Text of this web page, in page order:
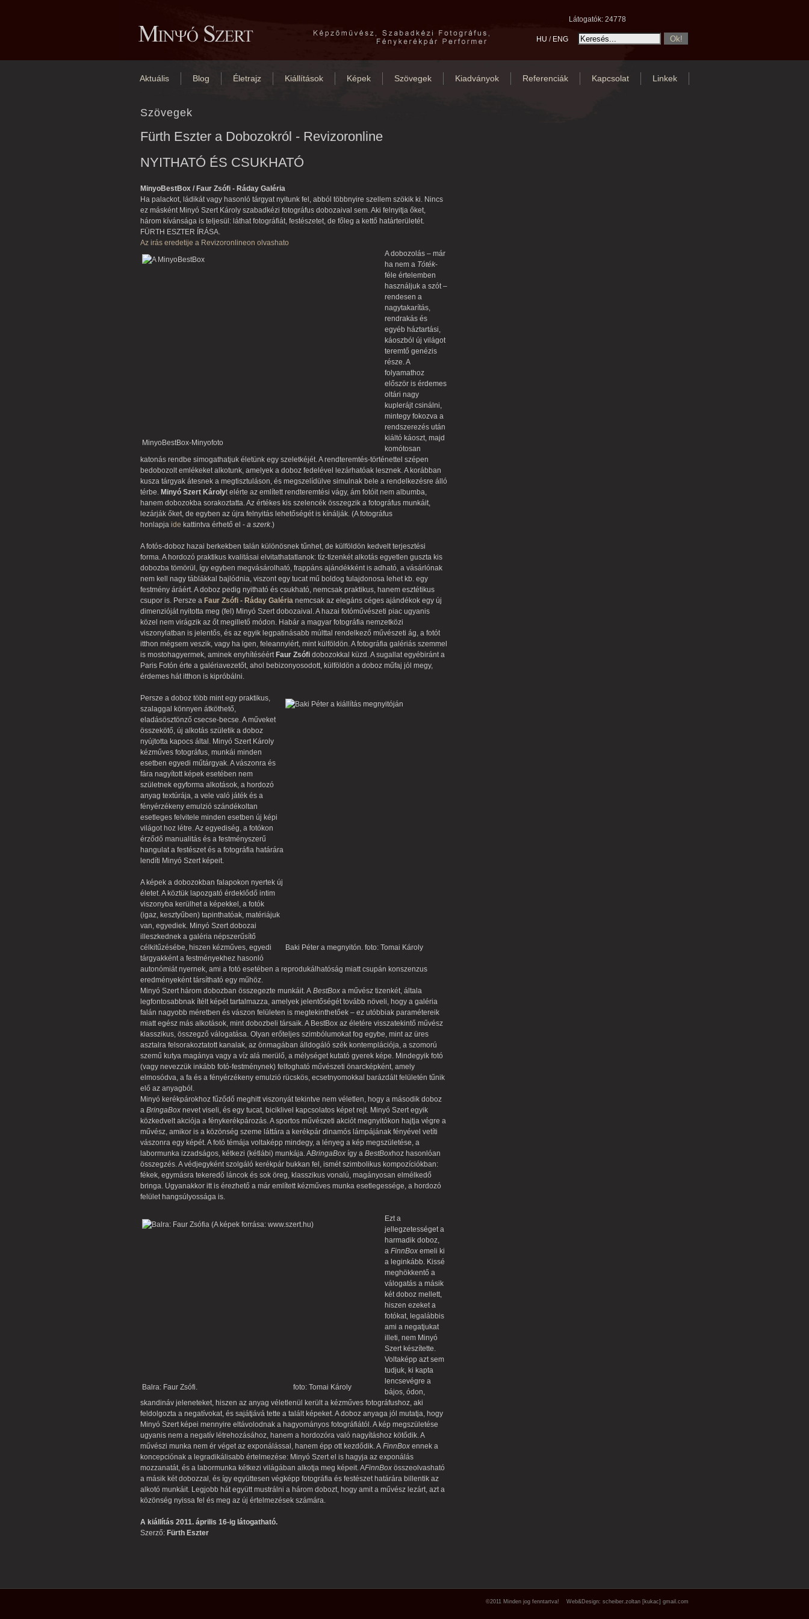
Látogatók: 24778
HU / ENG
Aktuális Blog Életrajz Kiállítások Képek Szövegek Kiadványok Referenciák Kapcsolat Linkek
Szövegek
Fürth Eszter a Dobozokról - Revizoronline
NYITHATÓ ÉS CSUKHATÓ
MinyoBestBox / Faur Zsófi - Ráday Galéria
Ha palackot, ládikát vagy hasonló tárgyat nyitunk fel, abból többnyire szellem szökik ki. Nincs
ez másként Minyó Szert Károly szabadkézi fotográfus dobozaival sem. Aki felnyitja őket,
három kívánsága is teljesül: láthat fotográfiát, festészetet, de főleg a kettő határterületét.
FÜRTH ESZTER ÍRÁSA.
Az irás eredetije a Revizoronlineon olvashato
MinyoBestBox-Minyofoto
A dobozolás – már
ha nem a Tóték-
féle értelemben
használjuk a szót –
rendesen a
nagytakarítás,
rendrakás és
egyéb háztartási,
káoszból új világot
teremtő genézis
része. A
folyamathoz
először is érdemes
oltári nagy
kuplerájt csinálni,
mintegy fokozva a
rendszerezés után
kiáltó káoszt, majd
komótosan
katonás rendbe simogathatjuk életünk egy szeletkéjét. A rendteremtés-történettel szépen
bedobozolt emlékeket alkotunk, amelyek a doboz fedelével lezárhatóak lesznek. A korábban
kusza tárgyak átesnek a megtisztuláson, és megszelídülve simulnak bele a rendelkezésre álló
térbe. Minyó Szert Károlyt elérte az említett rendteremtési vágy, ám fotóit nem albumba,
hanem dobozokba sorakoztatta. Az értékes kis szelencék összegzik a fotográfus munkáit,
lezárják őket, de egyben az újra felnyitás lehetőségét is kínálják. (A fotográfus
honlapja ide kattintva érhető el - a szerk.)
A fotós-doboz hazai berkekben talán különösnek tűnhet, de külföldön kedvelt terjesztési
forma. A hordozó praktikus kvalitásai elvitathatatlanok: tíz-tizenkét alkotás egyetlen guszta kis
dobozba tömörül, így egyben megvásárolható, frappáns ajándékként is adható, a vásárlónak
nem kell nagy táblákkal bajlódnia, viszont egy tucat mű boldog tulajdonosa lehet kb. egy
festmény áráért. A doboz pedig nyitható és csukható, nemcsak praktikus, hanem esztétikus
csupor is. Persze a Faur Zsófi - Ráday Galéria nemcsak az elegáns céges ajándékok egy új
dimenzióját nyitotta meg (fel) Minyó Szert dobozaival. A hazai fotóművészeti piac ugyanis
közel nem virágzik az őt megillető módon. Habár a magyar fotográfia nemzetközi
viszonylatban is jelentős, és az egyik legpatinásabb múlttal rendelkező művészeti ág, a fotót
itthon mégsem veszik, vagy ha igen, feleannyiért, mint külföldön. A fotográfia galériás szemmel
is mostohagyermek, aminek enyhítéséért Faur Zsófi dobozokkal küzd. A sugallat egyébiránt a
Paris Fotón érte a galériavezetőt, ahol bebizonyosodott, külföldön a doboz műfaj jól megy,
érdemes hát itthon is kipróbálni.
Baki Péter a megnyitón. foto: Tomai Károly
Persze a doboz több mint egy praktikus,
szalaggal könnyen átköthető,
eladásösztönző csecse-becse. A műveket
összekötő, új alkotás születik a doboz
nyújtotta kapocs által. Minyó Szert Károly
kézműves fotográfus, munkái minden
esetben egyedi műtárgyak. A vászonra és
fára nagyított képek esetében nem
születnek egyforma alkotások, a hordozó
anyag textúrája, a vele való játék és a
fényérzékeny emulzió szándékoltan
esetleges felvitele minden esetben új képi
világot hoz létre. Az egyediség, a fotókon
érződő manualitás és a festményszerű
hangulat a festészet és a fotográfia határára
lendíti Minyó Szert képeit.
A képek a dobozokban falapokon nyertek új
életet. A köztük lapozgató érdeklődő intim
viszonyba kerülhet a képekkel, a fotók
(igaz, kesztyűben) tapinthatóak, matériájuk
van, egyediek. Minyó Szert dobozai
illeszkednek a galéria népszerűsítő
célkitűzésébe, hiszen kézműves, egyedi
tárgyakként a festményekhez hasonló
autonómiát nyernek, ami a fotó esetében a reprodukálhatóság miatt csupán konszenzus
eredményeként társítható egy műhöz.
Minyó Szert három dobozban összegezte munkáit. A BestBox a művész tizenkét, általa
legfontosabbnak ítélt képét tartalmazza, amelyek jelentőségét tovább növeli, hogy a galéria
falán nagyobb méretben és vászon felületen is megtekinthetőek – ez utóbbiak paramétereik
miatt egész más alkotások, mint dobozbeli társaik. A BestBox az életére visszatekintő művész
klasszikus, összegző válogatása. Olyan erőteljes szimbólumokat fog egybe, mint az üres
asztalra felsorakoztatott kanalak, az önmagában álldogáló szék kontemplációja, a szomorú
szemű kutya magánya vagy a víz alá merülő, a mélységet kutató gyerek képe. Mindegyik fotó
(vagy nevezzük inkább fotó-festménynek) felfogható művészeti önarcképként, amely
elmosódva, a fa és a fényérzékeny emulzió rücskös, ecsetnyomokkal barázdált felületén tűnik
elő az anyagból.
Minyó kerékpárokhoz fűződő meghitt viszonyát tekintve nem véletlen, hogy a második doboz
a BringaBox nevet viseli, és egy tucat, biciklivel kapcsolatos képet rejt. Minyó Szert egyik
közkedvelt akciója a fénykerékpározás. A sportos művészeti akciót megnyitókon hajtja végre a
művész, amikor is a közönség szeme láttára a kerékpár dinamós lámpájának fényével vetíti
vászonra egy képét. A fotó témája voltaképp mindegy, a lényeg a kép megszületése, a
labormunka izzadságos, kétkezi (kétlábi) munkája. ABringaBox így a BestBoxhoz hasonlóan
összegzés. A védjegyként szolgáló kerékpár bukkan fel, ismét szimbolikus kompozíciókban:
fékek, egymásra tekeredő láncok és sok öreg, klasszikus vonalú, magányosan elmélkedő
bringa. Ugyanakkor itt is érezhető a már említett kézműves munka esetlegessége, a hordozó
felület hangsúlyossága is.
Balra: Faur Zsófi. foto: Tomai Károly
Ezt a
jellegzetességet a
harmadik doboz,
a FinnBox emeli ki
a leginkább. Kissé
meghökkentő a
válogatás a másik
két doboz mellett,
hiszen ezeket a
fotókat, legalábbis
ami a negatjukat
illeti, nem Minyó
Szert készítette.
Voltaképp azt sem
tudjuk, ki kapta
lencsevégre a
bájos, ódon,
skandináv jeleneteket, hiszen az anyag véletlenül került a kézműves fotográfushoz, aki
feldolgozta a negatívokat, és sajátjává tette a talált képeket. A doboz anyaga jól mutatja, hogy
Minyó Szert képei mennyire eltávolodnak a hagyományos fotográfiától. A kép megszületése
ugyanis nem a negatív létrehozásához, hanem a hordozóra való nagyításhoz kötődik. A
művészi munka nem ér véget az exponálással, hanem épp ott kezdődik. A FinnBox ennek a
koncepciónak a legradikálisabb értelmezése: Minyó Szert el is hagyja az exponálás
mozzanatát, és a labormunka kétkezi világában alkotja meg képeit. AFinnBox összeolvasható
a másik két dobozzal, és így együttesen végképp fotográfia és festészet határára billentik az
alkotó munkáit. Legjobb hát együtt mustrálni a három dobozt, hogy amit a művész lezárt, azt a
közönség nyissa fel és meg az új értelmezések számára.
A kiállítás 2011. április 16-ig látogatható.
Szerző: Fürth Eszter
©2011 Minden jog fenntartva! Web&Design: scheiber.zoltan [kukac] gmail.com